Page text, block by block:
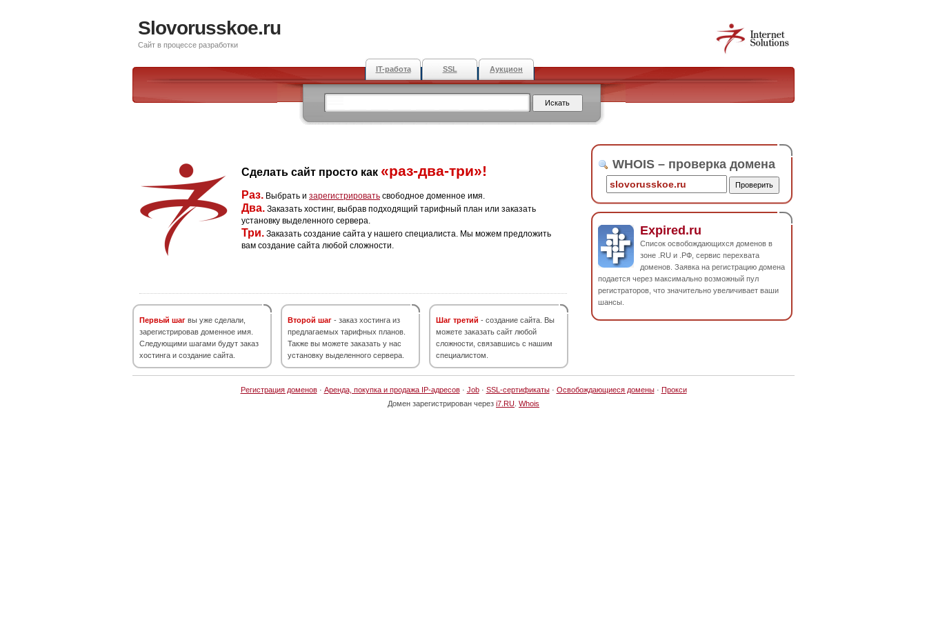
Slovorusskoe.ru
Сайт в процессе разработки
IT-работа SSL Аукцион
Сделать сайт просто как «раз-два-три»!
Раз. Выбрать и зарегистрировать свободное доменное имя.
Два. Заказать хостинг, выбрав подходящий тарифный план или заказать
установку выделенного сервера.
Три. Заказать создание сайта у нашего специалиста. Мы можем предложить
вам создание сайта любой сложности.
Первый шаг вы уже сделали,
зарегистрировав доменное имя.
Следующими шагами будут заказ
хостинга и создание сайта.
Второй шаг - заказ хостинга из
предлагаемых тарифных планов.
Также вы можете заказать у нас
установку выделенного сервера.
Шаг третий - создание сайта. Вы
можете заказать сайт любой
сложности, связавшись с нашим
специалистом.
WHOIS – проверка домена
Expired.ru
Список освобождающихся доменов в
зоне .RU и .РФ, сервис перехвата
доменов. Заявка на регистрацию домена
подается через максимально возможный пул
регистраторов, что значительно увеличивает ваши
шансы.
Регистрация доменов· Аренда, покупка и продажа IP-адресов· Job· SSL-сертификаты· Освобождающиеся домены· Прокси
Домен зарегистрирован через i7.RU Whois